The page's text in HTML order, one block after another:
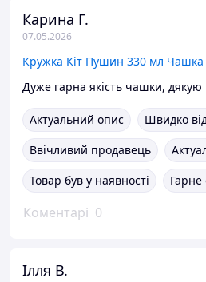
Карина Г.
07.05.2026
Дуже гарна якість чашки,
Актуальний опис
Швидко
Ввічливий продавець
Товар був у наявності
Гарне
Коментарі 0
Ілля В.